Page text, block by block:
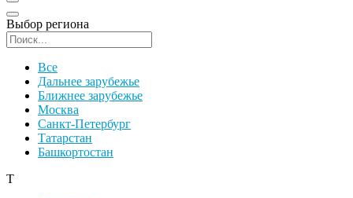
Выбор региона
Все
Дальнее зарубежье
Ближнее зарубежье
Москва
Санкт-Петербург
Татарстан
Башкортостан
Т